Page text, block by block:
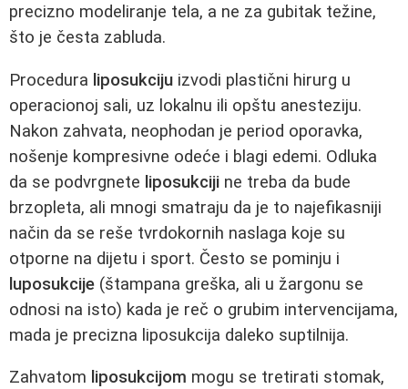
precizno modeliranje tela, a ne za gubitak težine,
što je česta zabluda.
Procedura liposukciju izvodi plastični hirurg u
operacionoj sali, uz lokalnu ili opštu anesteziju.
Nakon zahvata, neophodan je period oporavka,
nošenje kompresivne odeće i blagi edemi. Odluka
da se podvrgnete liposukciji ne treba da bude
brzopleta, ali mnogi smatraju da je to najefikasniji
način da se reše tvrdokornih naslaga koje su
otporne na dijetu i sport. Često se pominju i
luposukcije (štampana greška, ali u žargonu se
odnosi na isto) kada je reč o grubim intervencijama,
mada je precizna liposukcija daleko suptilnija.
Zahvatom liposukcijom mogu se tretirati stomak,